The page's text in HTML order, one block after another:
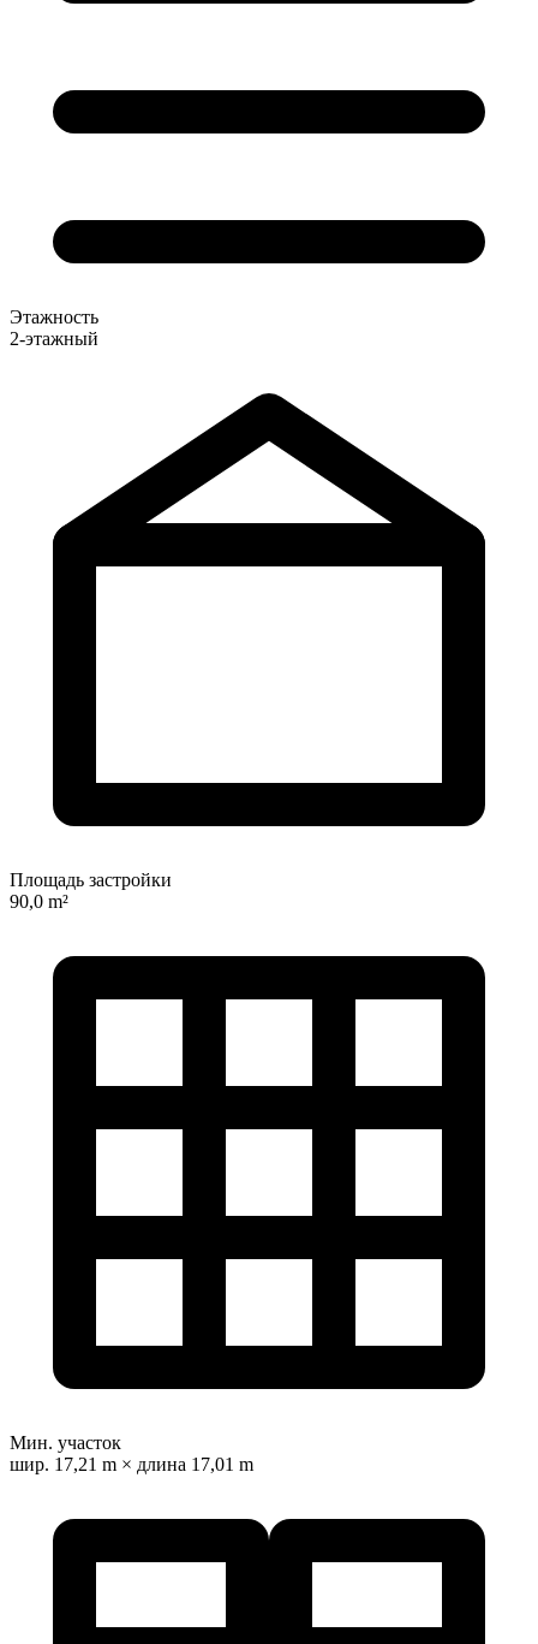
Этажность
2-этажный
Площадь застройки
90,0 m²
Мин. участок
шир. 17,21 m × длина 17,01 m